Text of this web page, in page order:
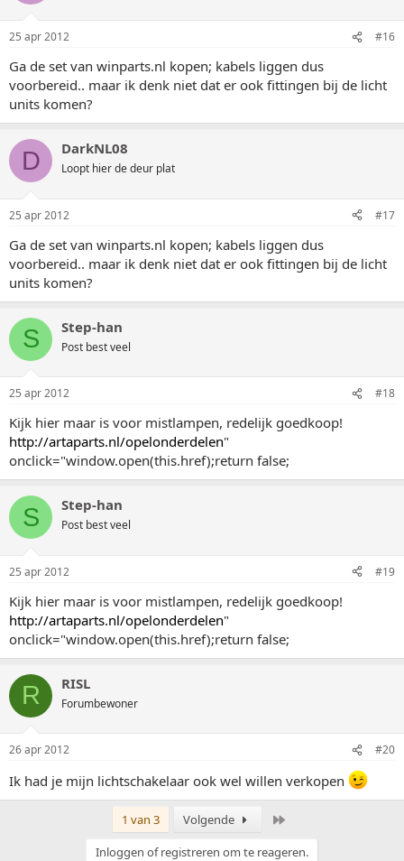
25 apr 2012 #16
Ga de set van winparts.nl kopen; kabels liggen dus
voorbereid.. maar ik denk niet dat er ook fittingen bij de licht
units komen?
D DarkNL08
Loopt hier de deur plat
25 apr 2012 #17
Ga de set van winparts.nl kopen; kabels liggen dus
voorbereid.. maar ik denk niet dat er ook fittingen bij de licht
units komen?
S Step-han
Post best veel
25 apr 2012 #18
Kijk hier maar is voor mistlampen, redelijk goedkoop!
http://artaparts.nl/opelonderdelen"
onclick="window.open(this.href);return false;
S Step-han
Post best veel
25 apr 2012 #19
Kijk hier maar is voor mistlampen, redelijk goedkoop!
http://artaparts.nl/opelonderdelen"
onclick="window.open(this.href);return false;
R RISL
Forumbewoner
26 apr 2012 #20
Ik had je mijn lichtschakelaar ook wel willen verkopen
1 van 3 Volgende
Inloggen of registreren om te reageren.